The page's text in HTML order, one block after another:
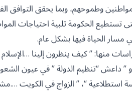
وطموحهم، وبما يحقق التوافق
الحكومة تلبية احتياجات
مسار الحياة فيها بشكل عام.
منها: ” كيف ينظرون إلينا
و ” داعش “تنظيم الدولة ” في عيون
استطلاعية “، ” الزواج في الكويت